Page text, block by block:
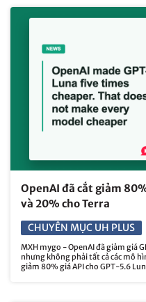
OpenAI đã cắt giảm
và 20% cho Terra
CHUYÊN MỤC UH PLUS
MXH mygo - OpenAI đã giảm giá
nhưng không phải tất cả các mô
giảm 80% giá API cho GPT-5.6